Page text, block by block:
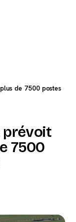
de 7500 postes
prévoit
7500